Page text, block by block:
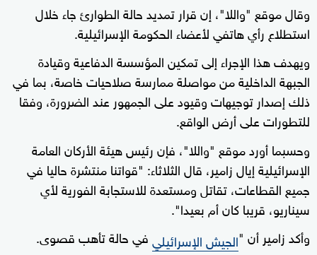
وقال موقع "واللا"، إن قرار تمديد حالة الطوارئ جاء خلال
استطلاع رأي هاتفي لأعضاء الحكومة الإسرائيلية.
ويهدف هذا الإجراء إلى تمكين المؤسسة الدفاعية وقيادة
الجبهة الداخلية من مواصلة ممارسة صلاحيات خاصة، بما في
ذلك إصدار توجيهات وقيود على الجمهور عند الضرورة، وفقا
للتطورات على أرض الواقع.
وحسبما أورد موقع "واللا"، فإن رئيس هيئة الأركان العامة
الإسرائيلية إيال زامير، قال الثلاثاء: "قواتنا منتشرة حاليا في
جميع القطاعات، تقاتل ومستعدة للاستجابة الفورية لأي
سيناريو، قريبا كان أم بعيدا".
وأكد زامير أن "الجيش الإسرائيليفي حالة تأهب قصوى.